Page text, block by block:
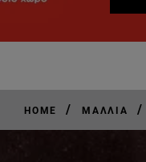
HOME / ΜΑΛΛΙΆ /